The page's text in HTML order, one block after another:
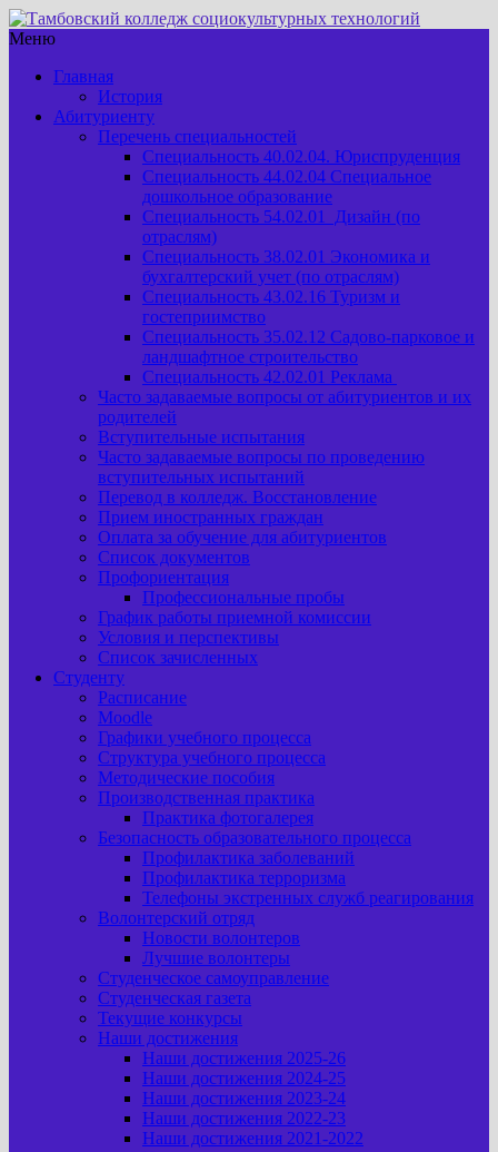
Меню
Главная
История
Абитуриенту
Перечень специальностей
Специальность 40.02.04. Юриспруденция
Специальность 44.02.04 Специальное
дошкольное образование
Специальность 54.02.01 Дизайн (по
отраслям)
Специальность 38.02.01 Экономика и
бухгалтерский учет (по отраслям)
Специальность 43.02.16 Туризм и
гостеприимство
Специальность 35.02.12 Садово-парковое и
ландшафтное строительство
Специальность 42.02.01 Реклама
Часто задаваемые вопросы от абитуриентов и их
родителей
Вступительные испытания
Часто задаваемые вопросы по проведению
вступительных испытаний
Перевод в колледж. Восстановление
Прием иностранных граждан
Оплата за обучение для абитуриентов
Список документов
Профориентация
Профессиональные пробы
График работы приемной комиссии
Условия и перспективы
Список зачисленных
Студенту
Расписание
Moodle
Графики учебного процесса
Структура учебного процесса
Методические пособия
Производственная практика
Практика фотогалерея
Безопасность образовательного процесса
Профилактика заболеваний
Профилактика терроризма
Телефоны экстренных служб реагирования
Волонтерский отряд
Новости волонтеров
Лучшие волонтеры
Студенческое самоуправление
Студенческая газета
Текущие конкурсы
Наши достижения
Наши достижения 2025-26
Наши достижения 2024-25
Наши достижения 2023-24
Наши достижения 2022-23
Наши достижения 2021-2022